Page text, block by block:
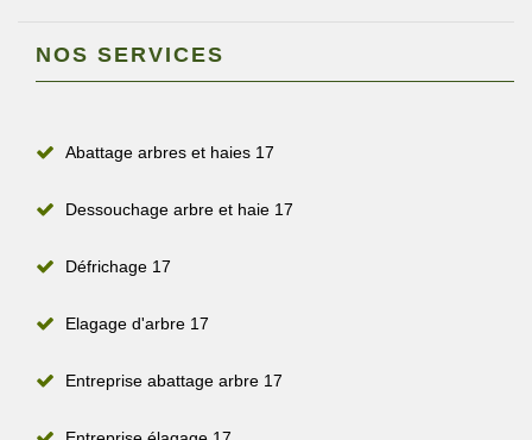
NOS SERVICES
Abattage arbres et haies 17
Dessouchage arbre et haie 17
Défrichage 17
Elagage d'arbre 17
Entreprise abattage arbre 17